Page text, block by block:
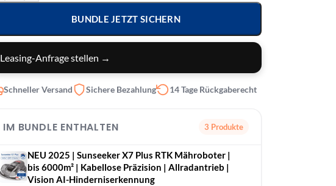
BUNDLE JETZT SICHERN
Leasing-Anfrage stellen →
Schneller Versand Sichere Bezahlung 14 Tage Rückgaberecht
IM BUNDLE ENTHALTEN 3 Produkte
NEU 2025 | Sunseeker X7 Plus RTK Mähroboter |
bis 6000m² | Kabellose Präzision | Allradantrieb |
Vision AI-Hinderniserkennung